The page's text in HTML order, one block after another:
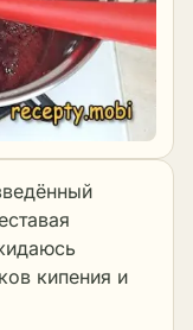
кипения и